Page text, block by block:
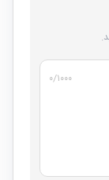
۰/۱۰۰۰